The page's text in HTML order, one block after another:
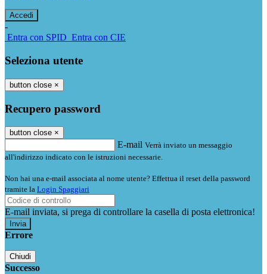
-
Entra con SPID Entra con CIE
Seleziona utente
button close ×
Recupero password
button close ×
E-mail Verrà inviato un messaggio
all'indirizzo indicato con le istruzioni necessarie.
Non hai una e-mail associata al nome utente? Effettua il reset della password
tramite la Login Spaggiari
E-mail inviata, si prega di controllare la casella di posta elettronica!
Errore
Chiudi
Successo